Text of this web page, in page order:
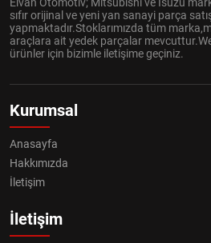
sıfır orijinal ve yeni yan sanayi parça
yapmaktadır.Stoklarımızda tüm
araçlara ait yedek parçalar
ürünler için bizimle iletişime geçiniz.
Kurumsal
Anasayfa
Hakkımızda
İletişim
İletişim